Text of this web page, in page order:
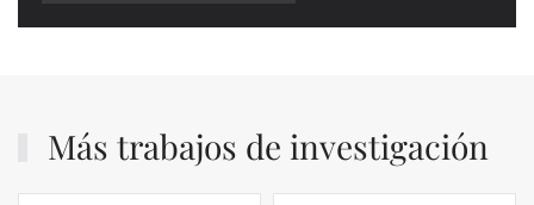
Más trabajos de investigación